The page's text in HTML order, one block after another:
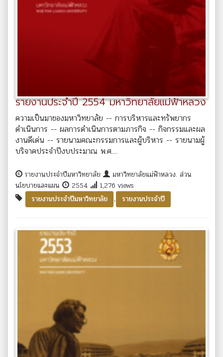
รายงานประจำปี 2554 มหาวิทยาลัยแม่ฟ้าหลวง
ความเป็นมาของมหาวิทยาลัย -- การบริหารและทรัพยากร
ดำเนินการ -- ผลการดำเนินการตามภารกิจ -- กิจกรรมและผล
งานดีเด่น -- รายนามคณะกรรมการและผู้บริหาร -- รายนามผู้
บริจาคประจำปีงบประมาณ พ.ศ....
รายงานประจำปีมหาวิทยาลัย
มหาวิทยาลัยแม่ฟ้าหลวง. ส่วน
นโยบายและแผน
2554
1,276 views
รายงานประจำปีมหาวิทยาลัย
, รายงานประจำปี